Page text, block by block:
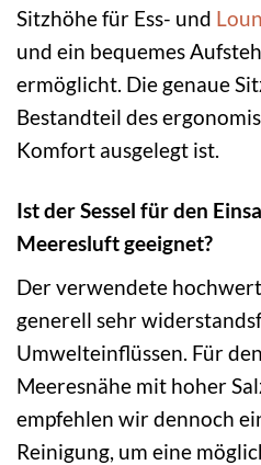
Sitzhöhe für Ess- und
und ein bequemes
ermöglicht. Die genaue
Bestandteil des
Komfort ausgelegt ist.
Ist der Sessel für den
Meeresluft geeignet?
Der verwendete
generell sehr
Umwelteinflüssen. Für
Meeresnähe mit hoher
empfehlen wir dennoch
Reinigung, um eine